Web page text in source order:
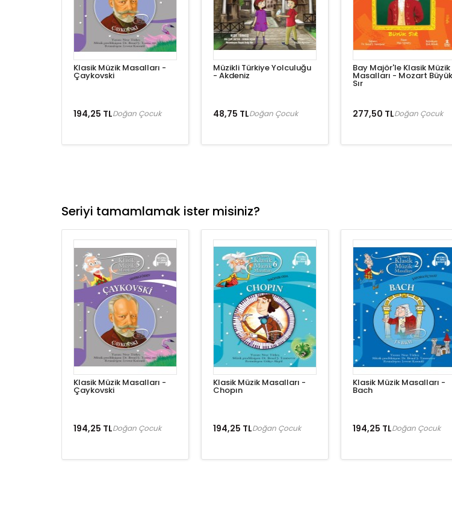
Klasik Müzik Masalları -
Çaykovski
194,25 TLDoğan Çocuk
Müzikli Türkiye Yolculuğu
- Akdeniz
48,75 TLDoğan Çocuk
Bay Majör'le Klasik Müzik
Masalları - Mozart Büyük
Sır
277,50 TLDoğan Çocuk
Seriyi tamamlamak ister misiniz?
Klasik Müzik Masalları -
Çaykovski
194,25 TLDoğan Çocuk
Klasik Müzik Masalları -
Chopın
194,25 TLDoğan Çocuk
Klasik Müzik Masalları -
Bach
194,25 TLDoğan Çocuk